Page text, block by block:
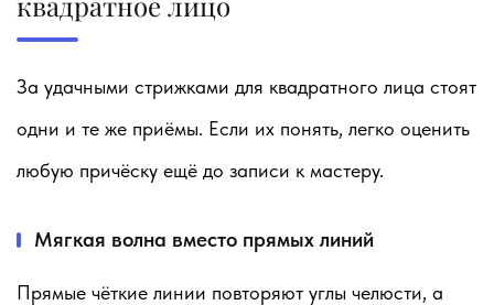
За удачными стрижками для квадратного лица стоят
одни и те же приёмы. Если их понять, легко оценить
любую причёску ещё до записи к мастеру.
Мягкая волна вместо прямых линий
Прямые чёткие линии повторяют углы челюсти, а